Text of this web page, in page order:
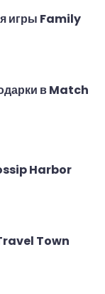
игры Family
в Match
Harbor
Town